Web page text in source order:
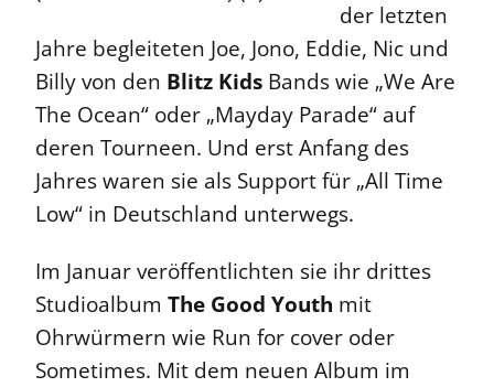
der letzten
Jahre begleiteten Joe, Jono, Eddie, Nic und
Billy von den Blitz Kids Bands wie „We Are
The Ocean“ oder „Mayday Parade“ auf
deren Tourneen. Und erst Anfang des
Jahres waren sie als Support für „All Time
Low“ in Deutschland unterwegs.
Im Januar veröffentlichten sie ihr drittes
Studioalbum The Good Youth mit
Ohrwürmern wie Run for cover oder
Sometimes. Mit dem neuen Album im